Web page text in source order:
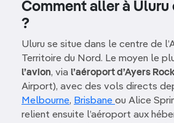
Comment aller à Uluru
?
Uluru se situe dans le centre de
Territoire du Nord. Le moyen le
l’avion, via l’aéroport d’Ayers
Airport), avec des vols directs
Melbourne, Brisbane ou Alice
relient ensuite l’aéroport aux